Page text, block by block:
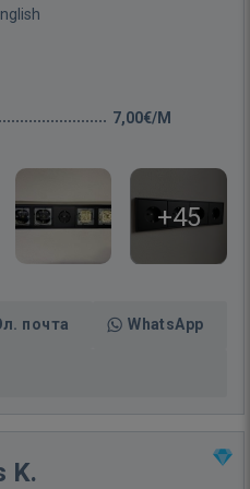
7,00€/M
+45
почта WhatsApp
K.